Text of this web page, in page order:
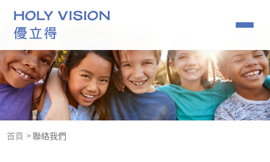
角膜塑型片推薦｜小孩近視矯正要趁早
07-379-1886
首頁 聯絡我們